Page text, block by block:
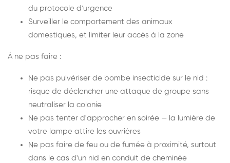
du protocole d'urgence
Surveiller le comportement des animaux
domestiques, et limiter leur accès à la zone
À ne pas faire :
Ne pas pulvériser de bombe insecticide sur le nid :
risque de déclencher une attaque de groupe sans
neutraliser la colonie
Ne pas tenter d'approcher en soirée — la lumière de
votre lampe attire les ouvrières
Ne pas faire de feu ou de fumée à proximité, surtout
dans le cas d'un nid en conduit de cheminée